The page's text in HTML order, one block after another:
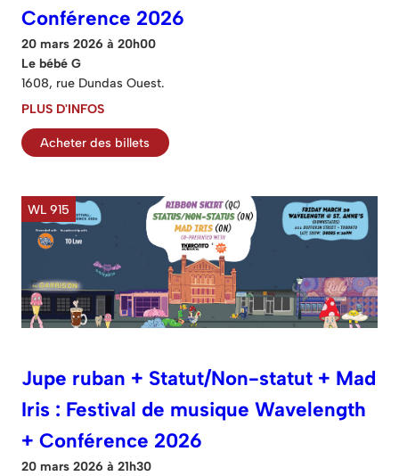
Conférence 2026
20 mars 2026 à 20h00
Le bébé G
1608, rue Dundas Ouest.
PLUS D'INFOS
Acheter des billets
WL 915
Jupe ruban + Statut/Non-statut + Mad
Iris : Festival de musique Wavelength
+ Conférence 2026
20 mars 2026 à 21h30